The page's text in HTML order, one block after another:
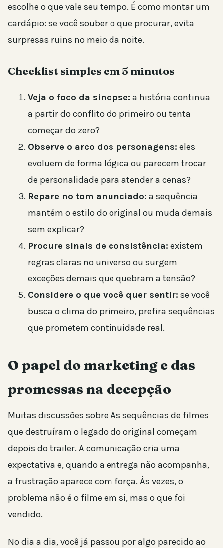
escolhe o que vale seu tempo. É como montar um
cardápio: se você souber o que procurar, evita
surpresas ruins no meio da noite.
Checklist simples em 5 minutos
Veja o foco da sinopse: a história continua
a partir do conflito do primeiro ou tenta
começar do zero?
Observe o arco dos personagens: eles
evoluem de forma lógica ou parecem trocar
de personalidade para atender a cenas?
Repare no tom anunciado: a sequência
mantém o estilo do original ou muda demais
sem explicar?
Procure sinais de consistência: existem
regras claras no universo ou surgem
exceções demais que quebram a tensão?
Considere o que você quer sentir: se você
busca o clima do primeiro, prefira sequências
que prometem continuidade real.
O papel do marketing e das
promessas na decepção
Muitas discussões sobre As sequências de filmes
que destruíram o legado do original começam
depois do trailer. A comunicação cria uma
expectativa e, quando a entrega não acompanha,
a frustração aparece com força. Às vezes, o
problema não é o filme em si, mas o que foi
vendido.
No dia a dia, você já passou por algo parecido ao